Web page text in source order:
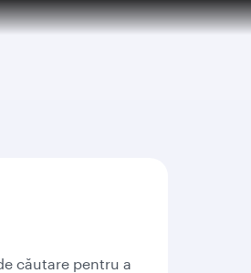
căutare pentru a